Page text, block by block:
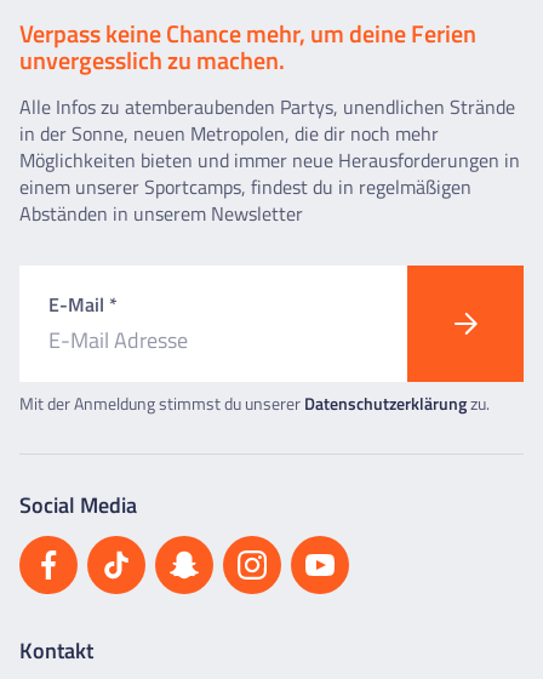
Verpass keine Chance mehr, um deine Ferien
unvergesslich zu machen.
Alle Infos zu atemberaubenden Partys, unendlichen Strände
in der Sonne, neuen Metropolen, die dir noch mehr
Möglichkeiten bieten und immer neue Herausforderungen in
einem unserer Sportcamps, findest du in regelmäßigen
Abständen in unserem Newsletter
E-Mail *
Mit der Anmeldung stimmst du unsererDatenschutzerklärungzu.
Social Media
Kontakt